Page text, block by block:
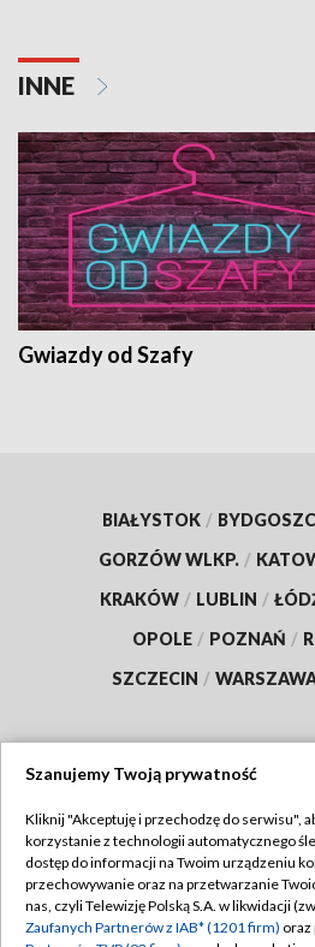
INNE
Gwiazdy od Szafy
BIAŁYSTOK /
GORZÓW WLKP. /
KRAKÓW / LUBLIN /
OPOLE / POZNAŃ /
SZCZECIN /
TVP
Abonament TVP
Emisja w TVP
Regulamin
Polityka
Szanujemy Twoją prywatność
Kliknij "Akceptuję i przechodzę do serwisu",
korzystanie z technologii automatycznego
dostęp do informacji na Twoim urządzeniu
przechowywanie oraz na przetwarzanie
nas, czyli Telewizję Polską S.A. w likwidacji
Zaufanych Partnerów z IAB* (1201 firm) oraz